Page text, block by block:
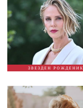
ЗВЕЗДЕН РОЖДЕНИК